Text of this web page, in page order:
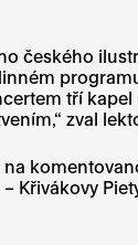
českého
tří kapel
zval